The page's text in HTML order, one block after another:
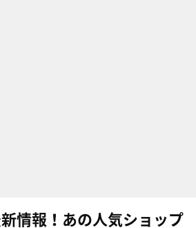
新情報！あの人気ショップ